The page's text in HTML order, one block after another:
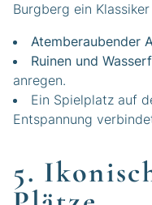
Burgberg ein
Atemberaubender
Ruinen und
anregen.
Ein Spielplatz auf
Entspannung
5.